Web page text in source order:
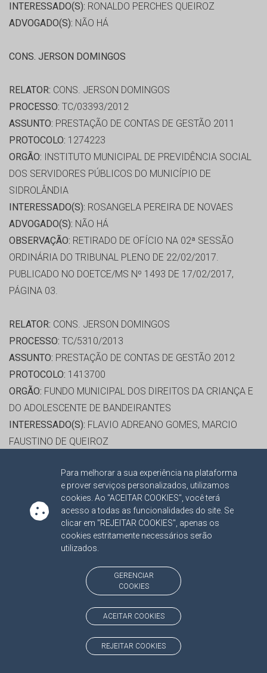
Para melhorar a sua experiência na plataforma
e prover serviços personalizados, utilizamos
cookies. Ao "ACEITAR COOKIES", você terá
acesso a todas as funcionalidades do site. Se
clicar em "REJEITAR COOKIES", apenas os
cookies estritamente necessários serão
utilizados.
GERENCIAR
COOKIES
ACEITAR COOKIES
REJEITAR COOKIES
INTERESSADO(S): RONALDO PERCHES QUEIROZ
ADVOGADO(S): NÃO HÁ
CONS. JERSON DOMINGOS
RELATOR: CONS. JERSON DOMINGOS
PROCESSO: TC/03393/2012
ASSUNTO: PRESTAÇÃO DE CONTAS DE GESTÃO 2011
PROTOCOLO: 1274223
ORGÃO: INSTITUTO MUNICIPAL DE PREVIDÊNCIA SOCIAL
DOS SERVIDORES PÚBLICOS DO MUNICÍPIO DE
SIDROLÂNDIA
INTERESSADO(S): ROSANGELA PEREIRA DE NOVAES
ADVOGADO(S): NÃO HÁ
OBSERVAÇÃO: RETIRADO DE OFÍCIO NA 02ª SESSÃO
ORDINÁRIA DO TRIBUNAL PLENO DE 22/02/2017.
PUBLICADO NO DOETCE/MS Nº 1493 DE 17/02/2017,
PÁGINA 03.
RELATOR: CONS. JERSON DOMINGOS
PROCESSO: TC/5310/2013
ASSUNTO: PRESTAÇÃO DE CONTAS DE GESTÃO 2012
PROTOCOLO: 1413700
ORGÃO: FUNDO MUNICIPAL DOS DIREITOS DA CRIANÇA E
DO ADOLESCENTE DE BANDEIRANTES
INTERESSADO(S): FLAVIO ADREANO GOMES, MARCIO
FAUSTINO DE QUEIROZ
OBSERVAÇÃO:RETIRADO DE OFÍCIO NA 02ª SESSÃO
ORDINÁRIA DO TRIBUNAL PLENO DE 22/02/2017.
PUBLICADO NO DOETCE/MS Nº 1493 DE 17/02/2017,
PROCESSO(S) APENSADO(S):
CONS. JERSON DOMINGOS
TC/5864/2013
PRESTAÇÃO DE CONTAS DE GESTÃO 2012
1413153